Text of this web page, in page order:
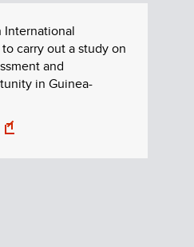
International
carry out a study on
and
in Guinea-